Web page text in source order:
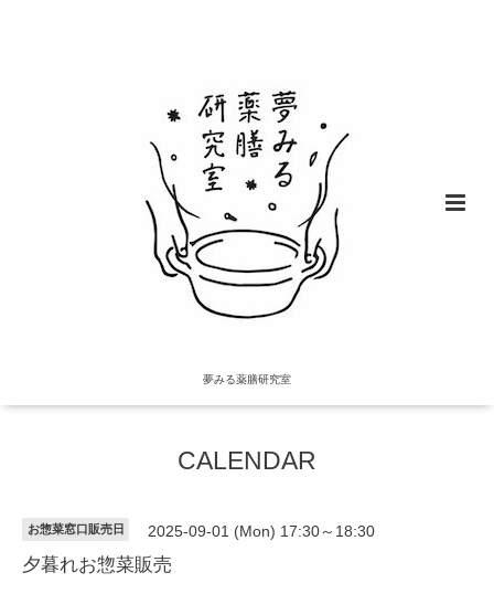
夢みる薬膳研究室
CALENDAR
お惣菜窓口販売日 2025-09-01 (Mon) 17:30～18:30
夕暮れお惣菜販売